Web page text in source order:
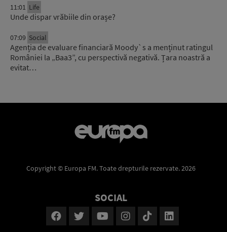
11:01 Life
Unde dispar vrăbiile din orașe?
07:09 Social
Agenția de evaluare financiară Moody`s a menținut ratingul
României la „Baa3”, cu perspectivă negativă. Țara noastră a
evitat…
Copyright © Europa FM. Toate drepturile rezervate. 2026
SOCIAL